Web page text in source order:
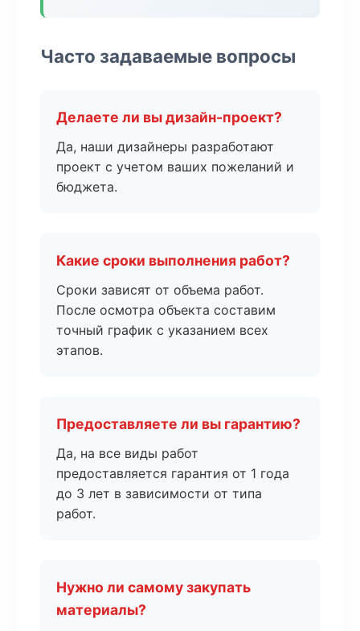
Часто задаваемые вопросы
Делаете ли вы дизайн-проект?
Да, наши дизайнеры разработают
проект с учетом ваших пожеланий и
бюджета.
Какие сроки выполнения работ?
Сроки зависят от объема работ.
После осмотра объекта составим
точный график с указанием всех
этапов.
Предоставляете ли вы гарантию?
Да, на все виды работ
предоставляется гарантия от 1 года
до 3 лет в зависимости от типа
работ.
Нужно ли самому закупать
материалы?